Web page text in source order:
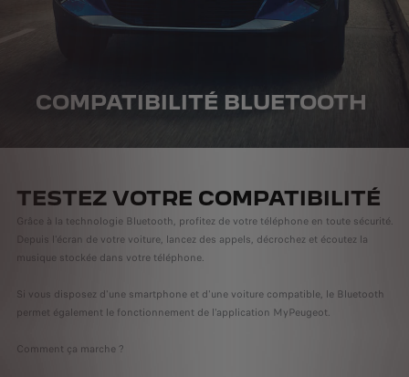
COMPATIBILITÉ BLUETOOTH
TESTEZ VOTRE COMPATIBILITÉ
Grâce à la technologie Bluetooth, profitez de votre téléphone en toute sécurité.
Depuis l'écran de votre voiture, lancez des appels, décrochez et écoutez la
musique stockée dans votre téléphone.
Si vous disposez d'une smartphone et d'une voiture compatible, le Bluetooth
permet également le fonctionnement de l'application MyPeugeot.
Comment ça marche ?